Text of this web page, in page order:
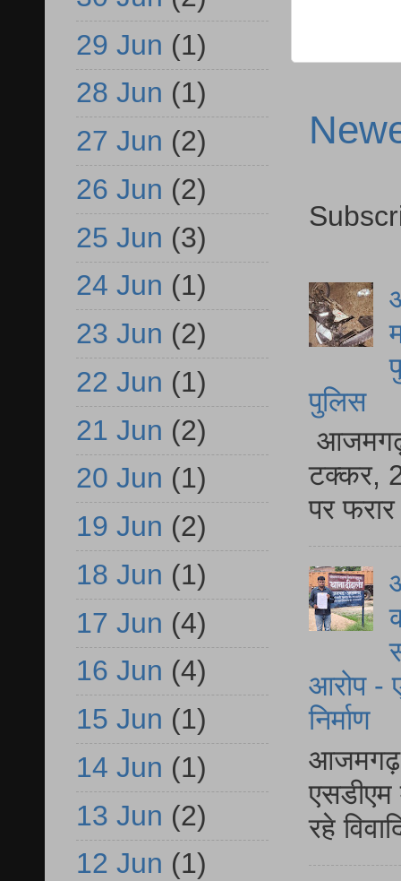
पुलिस
आजमगढ़
टक्कर,
पर
आरोप -
निर्माण
आजमगढ़
एसडीएम
रहे
29 Jun (1)
28 Jun (1)
27 Jun (2)
26 Jun (2)
25 Jun (3)
24 Jun (1)
23 Jun (2)
22 Jun (1)
21 Jun (2)
20 Jun (1)
19 Jun (2)
18 Jun (1)
17 Jun (4)
16 Jun (4)
15 Jun (1)
14 Jun (1)
13 Jun (2)
12 Jun (1)